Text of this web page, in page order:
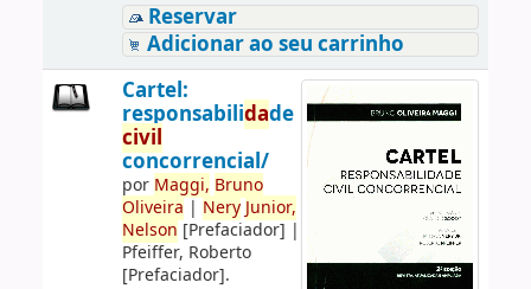
Reservar
Adicionar ao seu carrinho
Cartel:
responsabilidade
civil
concorrencial/
por Maggi, Bruno
Oliveira | Nery Junior,
Nelson [Prefaciador] |
Pfeiffer, Roberto
[Prefaciador].